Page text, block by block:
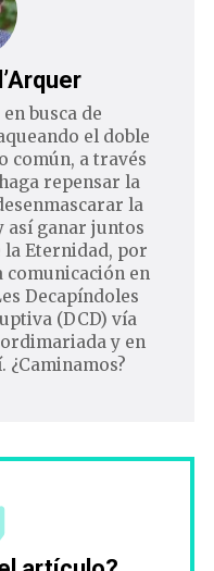
busca de
el doble
común, a través
repensar la
la
así ganar juntos
la Eternidad, por
comunicación en
Decapíndoles
(DCD) vía
y en